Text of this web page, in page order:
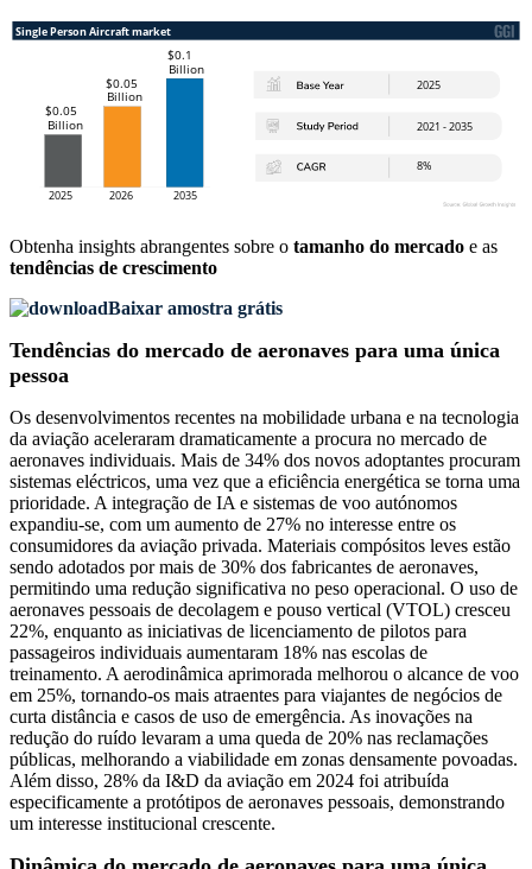
Obtenha insights abrangentes sobre o tamanho do mercado e as
tendências de crescimento
Baixar amostra grátis
Tendências do mercado de aeronaves para uma única
pessoa
Os desenvolvimentos recentes na mobilidade urbana e na tecnologia
da aviação aceleraram dramaticamente a procura no mercado de
aeronaves individuais. Mais de 34% dos novos adoptantes procuram
sistemas eléctricos, uma vez que a eficiência energética se torna uma
prioridade. A integração de IA e sistemas de voo autónomos
expandiu-se, com um aumento de 27% no interesse entre os
consumidores da aviação privada. Materiais compósitos leves estão
sendo adotados por mais de 30% dos fabricantes de aeronaves,
permitindo uma redução significativa no peso operacional. O uso de
aeronaves pessoais de decolagem e pouso vertical (VTOL) cresceu
22%, enquanto as iniciativas de licenciamento de pilotos para
passageiros individuais aumentaram 18% nas escolas de
treinamento. A aerodinâmica aprimorada melhorou o alcance de voo
em 25%, tornando-os mais atraentes para viajantes de negócios de
curta distância e casos de uso de emergência. As inovações na
redução do ruído levaram a uma queda de 20% nas reclamações
públicas, melhorando a viabilidade em zonas densamente povoadas.
Além disso, 28% da I&D da aviação em 2024 foi atribuída
especificamente a protótipos de aeronaves pessoais, demonstrando
um interesse institucional crescente.